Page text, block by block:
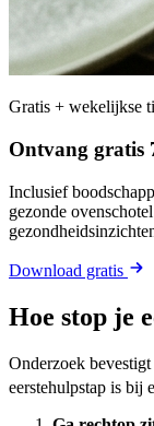
Gratis + wekelijkse
Ontvang gratis
Inclusief
gezonde
Download gratis
Hoe stop je
Onderzoek
eerstehulpstap is bij